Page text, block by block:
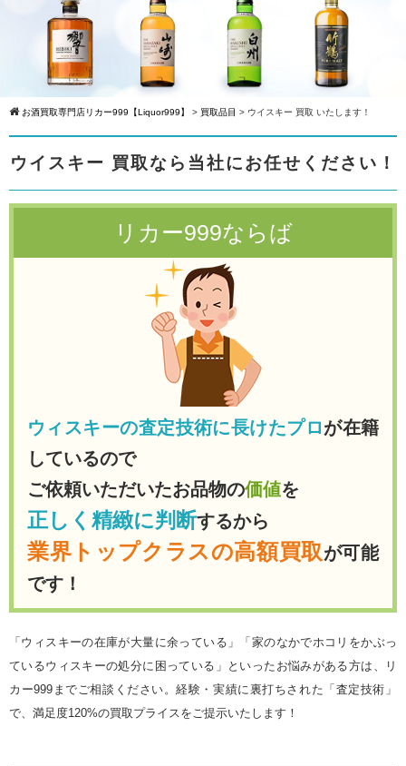
お酒買取専門店リカー999【Liquor999】 > 買取品目 > ウイスキー 買取 いたします！
ウイスキー 買取なら当社にお任せください！
リカー999ならば
ウィスキーの査定技術に長けたプロが在籍
しているので
ご依頼いただいたお品物の価値を
正しく精緻に判断するから
業界トップクラスの高額買取が可能
です！
「ウィスキーの在庫が大量に余っている」「家のなかでホコリをかぶっ
ているウィスキーの処分に困っている」といったお悩みがある方は、リ
カー999までご相談ください。経験・実績に裏打ちされた「査定技術」
で、満足度120%の買取プライスをご提示いたします！